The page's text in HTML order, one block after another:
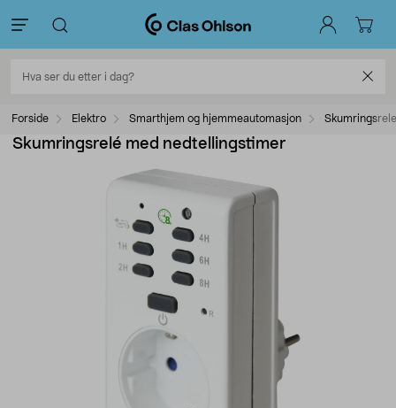
Forside Elektro Smarthjem og hjemmeautomasjon
Skumringsrelé med nedtellingstimer